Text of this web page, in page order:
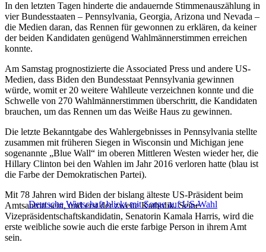
In den letzten Tagen hinderte die andauernde Stimmenauszählung in
vier Bundesstaaten – Pennsylvania, Georgia, Arizona und Nevada –
die Medien daran, das Rennen für gewonnen zu erklären, da keiner
der beiden Kandidaten genügend Wahlmännerstimmen erreichen
konnte.
Am Samstag prognostizierte die Associated Press und andere US-
Medien, dass Biden den Bundesstaat Pennsylvania gewinnen
würde, womit er 20 weitere Wahlleute verzeichnen konnte und die
Schwelle von 270 Wahlmännerstimmen überschritt, die Kandidaten
brauchen, um das Rennen um das Weiße Haus zu gewinnen.
Die letzte Bekanntgabe des Wahlergebnisses in Pennsylvania stellte
zusammen mit früheren Siegen in Wisconsin und Michigan jene
sogenannte „Blue Wall“ im oberen Mittleren Westen wieder her, die
Hillary Clinton bei den Wahlen im Jahr 2016 verloren hatte (blau ist
die Farbe der Demokratischen Partei).
Deutsche Wirtschaft blickt mit Sorge auf US-Wahl
Mit 78 Jahren wird Biden der bislang älteste US-Präsident beim
Amtsantritt sein, und erst der zweite Katholik. Seine
Vizepräsidentschaftskandidatin, Senatorin Kamala Harris, wird die
erste weibliche sowie auch die erste farbige Person in ihrem Amt
sein.